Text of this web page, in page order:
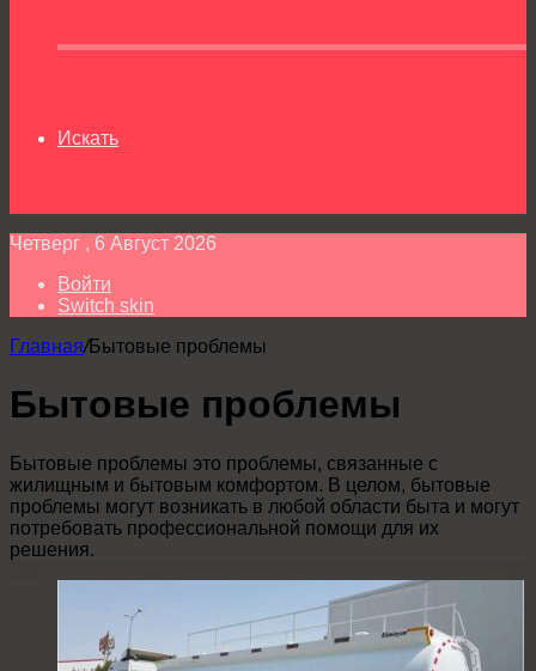
Искать
Четверг , 6 Август 2026
Войти
Switch skin
Главная/Бытовые проблемы
Бытовые проблемы
Бытовые проблемы это проблемы, связанные с
жилищным и бытовым комфортом. В целом, бытовые
проблемы могут возникать в любой области быта и могут
потребовать профессиональной помощи для их
решения.